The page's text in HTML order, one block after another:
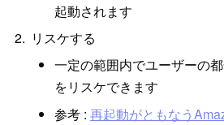
起動されます
リスケする
一定の範囲内でユーザーの
をリスケできます
参考 :再起動がともなう